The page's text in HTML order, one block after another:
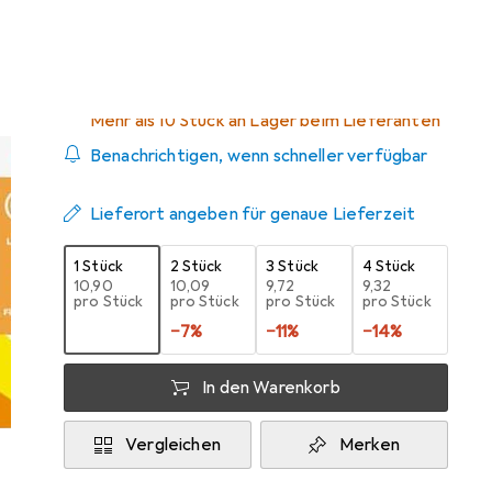
Mehr als 10 Stück an Lager beim Lieferanten
Benachrichtigen, wenn schneller verfügbar
Lieferort angeben für genaue Lieferzeit
1 Stück
EUR
10,90
pro Stück
2 Stück
EUR
10,09
pro Stück
−7%
3 Stück
EUR
9,72
pro Stück
−11%
4 Stück
EUR
9,32
pro Stück
−14%
In den Warenkorb
Vergleichen Merken